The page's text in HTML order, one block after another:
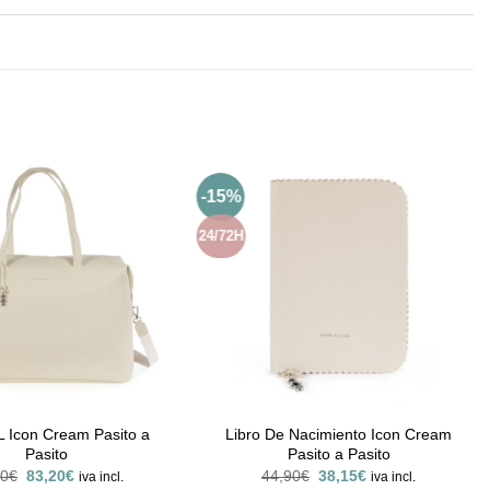
Icon Cream Pasito a
Pasito
€ El
83,20€Eliva incl.
-15%
24/72H
Libro De Nacimiento Icon Cream
Pasito a Pasito
44,90€ El
38,15€Eliva incl.